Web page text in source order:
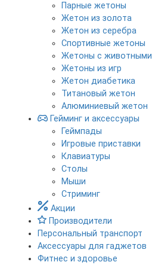
Парные жетоны
Жетон из золота
Жетон из серебра
Спортивные жетоны
Жетоны с животными
Жетоны из игр
Жетон диабетика
Титановый жетон
Алюминиевый жетон
Гейминг и аксессуары
Геймпады
Игровые приставки
Клавиатуры
Столы
Мыши
Стриминг
Акции
Производители
Персональный транспорт
Аксессуары для гаджетов
Фитнес и здоровье